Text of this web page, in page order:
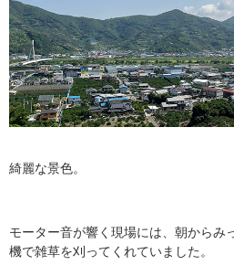
綺麗な景色。
モーター音が響く現場には、朝からみ
機で雑草を刈ってくれていました。